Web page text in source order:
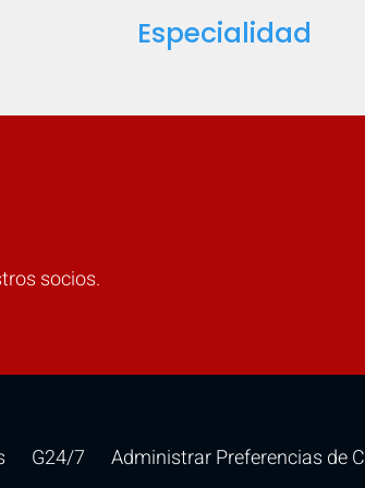
Especialidad
socios.
G24/7 Administrar Preferencias de